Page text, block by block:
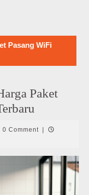
Pasang WiFi
Paket
0 Comment